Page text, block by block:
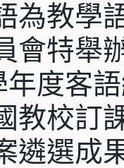
為教學
會特舉
年度客
教校訂
遴選成